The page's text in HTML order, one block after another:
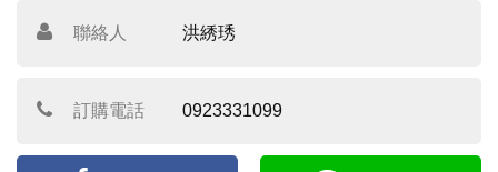
聯絡人 洪綉琇
訂購電話 0923331099